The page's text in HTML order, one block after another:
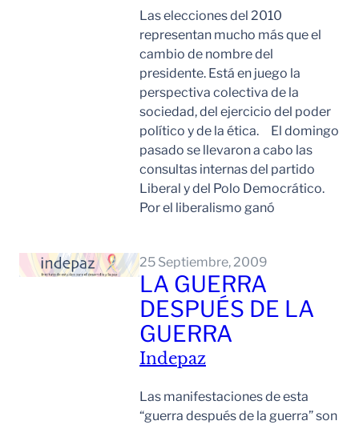
Las elecciones del 2010
representan mucho más que el
cambio de nombre del
presidente. Está en juego la
perspectiva colectiva de la
sociedad, del ejercicio del poder
político y de la ética. El domingo
pasado se llevaron a cabo las
consultas internas del partido
Liberal y del Polo Democrático.
Por el liberalismo ganó
25 Septiembre, 2009
LA GUERRA
DESPUÉS DE LA
GUERRA
Indepaz
Las manifestaciones de esta
“guerra después de la guerra” son